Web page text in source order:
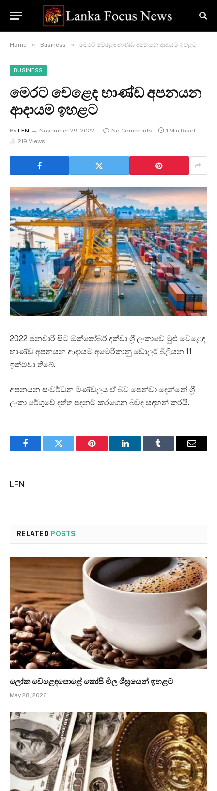
Home » Business » මෙරට වෙළෙඳ භාණ්ඩ අපනයන ආදායම ඉහළට
BUSINESS
මෙරට වෙළෙඳ භාණ්ඩ අපනයන
ආදායම ඉහළට
By LFN November 29, 2022 No Comments
1 Min Read
219 Views
2022 ජනවාරි සිට ඔක්තෝබර් දක්වා ශ්‍රී ලංකාවේ මුළු වෙළෙඳ
භාණ්ඩ අපනයන ආදායම අමෙරිකානු ඩොලර් බිලියන 11
ඉක්මවා තිබේ.
අපනයන සංවර්ධන මණ්ඩලය ඒ බව පෙන්වා දෙන්නේ ශ්‍රී
ලංකා රේගුවේ දත්ත පදනම් කරගෙන බවද සඳහන් කරයි.
FacebookTwitter Pinterest LinkedInTumblr Email
LFN
RELATED POSTS
ලෝක වෙළෙඳපොළේ කෝපි මිල ශීඝ්‍රයෙන් ඉහළට
May 28, 2026